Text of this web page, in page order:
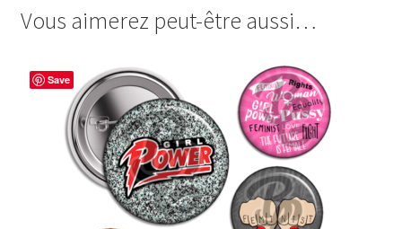
Femme
Maman
e
o
o
t
e
s
t
t
e
r
t
g
e
r
Vous aimerez peut-être aussi…
Save